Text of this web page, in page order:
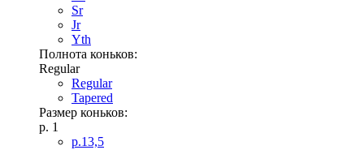
Sr
Jr
Yth
Полнота коньков:
Regular
Regular
Tapered
Размер коньков:
p. 1
p.13,5